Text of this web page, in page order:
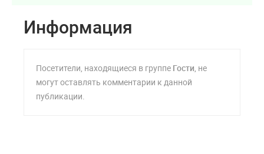
Информация
Посетители, находящиеся в группе Гости, не
могут оставлять комментарии к данной
публикации.